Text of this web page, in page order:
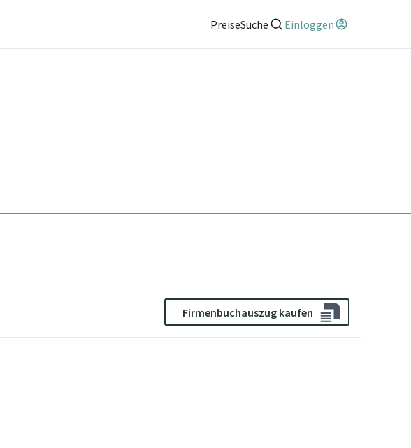
PreiseSuche Einloggen
Firmenbuchauszug kaufen